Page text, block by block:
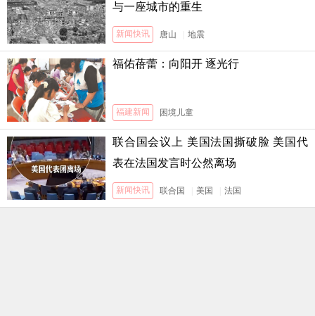
与一座城市的重生
新闻快讯 唐山 地震
福佑蓓蕾：向阳开 逐光行
福建新闻 困境儿童
联合国会议上 美国法国撕破脸 美国代
表在法国发言时公然离场
新闻快讯 联合国 美国 法国